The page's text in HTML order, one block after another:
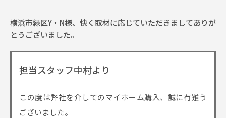
横浜市緑区Y・N様、快く取材に応じていただきましてありが
とうございました。
担当スタッフ中村より
この度は弊社を介してのマイホーム購入、誠に有難う
ございました。